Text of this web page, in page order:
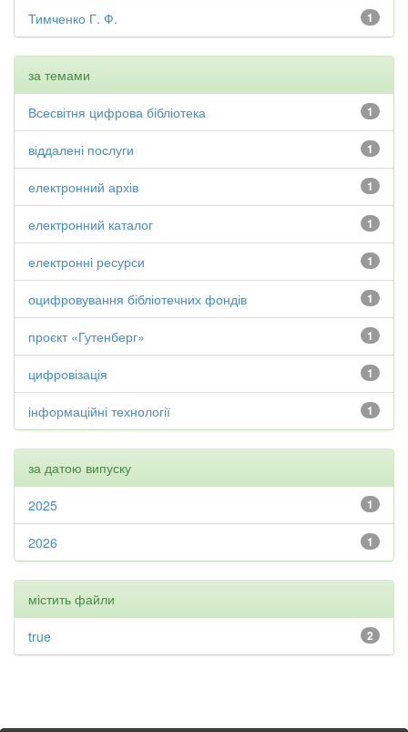
1
Тимченко Г. Ф.
за темами
1
Всесвітня цифрова бібліотека
1
віддалені послуги
1
електронний архів
1
електронний каталог
1
електронні ресурси
1
оцифровування бібліотечних фондів
1
проєкт «Гутенберг»
1
цифровізація
1
інформаційні технології
за датою випуску
1
2025
1
2026
містить файли
2
true